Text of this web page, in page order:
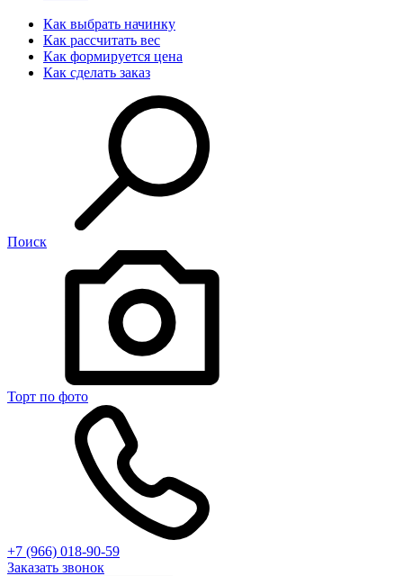
Как выбрать начинку
Как рассчитать вес
Как формируется цена
Как сделать заказ
Поиск
Торт по фото
+7 (966) 018-90-59
Заказать звонок